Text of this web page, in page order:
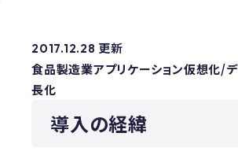
2017.12.28 更新
食品製造業アプリケーション仮想化/
長化
導入の経緯